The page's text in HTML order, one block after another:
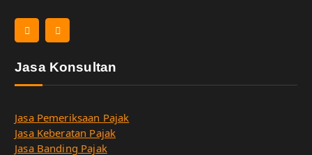
Jasa Konsultan
Jasa Pemeriksaan Pajak
Jasa Keberatan Pajak
Jasa Banding Pajak